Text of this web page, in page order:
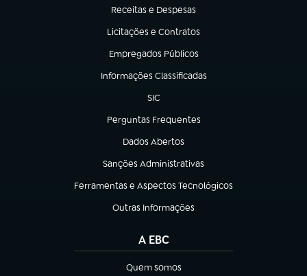
Receitas e Despesas
(abre em nova aba)
Licitações e Contratos
(abre em nova aba)
Empregados Públicos
(abre em nova aba)
Informações Classificadas
(abre em nova aba)
SIC
(abre em nova aba)
Perguntas Frequentes
(abre em nova aba)
Dados Abertos
(abre em nova aba)
Sanções Administrativas
(abre em nova aba)
Ferramentas e Aspectos Tecnológicos
(abre em nova aba)
Outras Informações
(abre em nova aba)
A EBC
Quem somos
(abre em nova aba)